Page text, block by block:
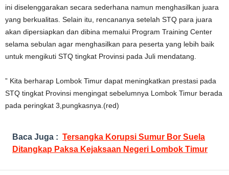
ini diselenggarakan secara sederhana namun menghasilkan juara
yang berkualitas. Selain itu, rencananya setelah STQ para juara
akan dipersiapkan dan dibina memalui Program Training Center
selama sebulan agar menghasilkan para peserta yang lebih baik
untuk mengikuti STQ tingkat Provinsi pada Juli mendatang.
” Kita berharap Lombok Timur dapat meningkatkan prestasi pada
STQ tingkat Provinsi mengingat sebelumnya Lombok Timur berada
pada peringkat 3,pungkasnya.(red)
Baca Juga : Tersangka Korupsi Sumur Bor Suela
Ditangkap Paksa Kejaksaan Negeri Lombok Timur